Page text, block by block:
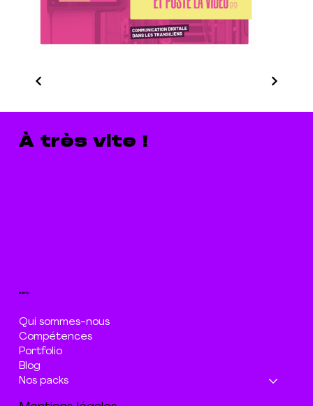
À très vite !
menu
Qui sommes-nous
Compétences
Portfolio
Blog
Nos packs